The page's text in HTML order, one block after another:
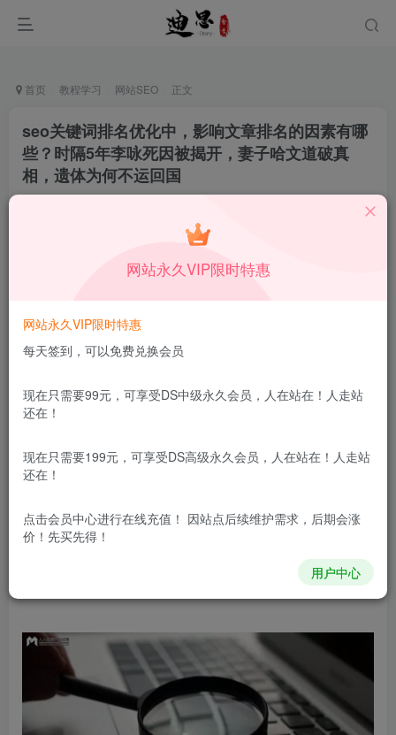
首页 教程学习 网站SEO 正文
seo关键词排名优化中，影响文章排名的因素有哪
些？时隔5年李咏死因被揭开，妻子哈文道破真
相，遗体为何不运回国
私信
本站所有内容来自互联网收集，仅供学习和交流，请勿用于商业
要想在高权重网站上文章排名比较好得需要做
SAO的优化，但究竟要如何做呢？让我们一起看看
下面的这一篇文章，这篇文章主要分享关于影响文
章排名的因素有哪些的相关内容，大家一起看看
网站永久VIP限时特惠
网站永久VIP限时特惠
每天签到，可以免费兑换会员
现在只需要99元，可享受DS中级永久会员，人在站在！人走站
还在！
现在只需要199元，可享受DS高级永久会员，人在站在！人走站
还在！
点击会员中心进行在线充值！ 因站点后续维护需求，后期会涨
价！先买先得！
用户中心